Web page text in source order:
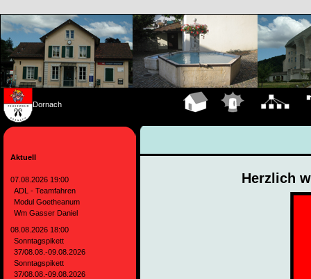
Dornach
Aktuell
07.08.2026 19:00
ADL - Teamfahren
Modul Goetheanum
Wm Gasser Daniel
08.08.2026 18:00
Sonntagspikett
37/08.08.-09.08.2026
Sonntagspikett
37/08.08.-09.08.2026
Herzlich